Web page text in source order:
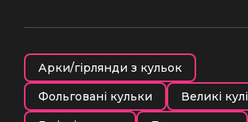
Арки/гірлянди з кульок
Фольговані кульки
Великі кулі